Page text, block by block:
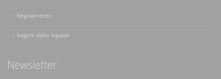
Regolamento
Regole dello Squash
Newsletter